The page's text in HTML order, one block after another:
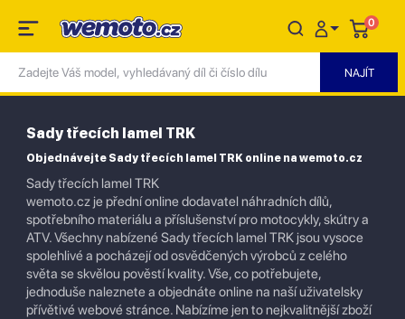
0
Sady třecích lamel TRK
Objednávejte Sady třecích lamel TRK online na wemoto.cz
Sady třecích lamel TRK
wemoto.cz je přední online dodavatel náhradních dílů,
spotřebního materiálu a příslušenství pro motocykly, skútry a
ATV. Všechny nabízené Sady třecích lamel TRK jsou vysoce
spolehlivé a pocházejí od osvědčených výrobců z celého
světa se skvělou pověstí kvality. Vše, co potřebujete,
jednoduše naleznete a objednáte online na naší uživatelsky
přívětivé webové stránce. Nabízíme jen to nejkvalitnější zboží